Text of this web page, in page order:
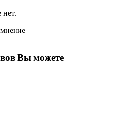
нет.
Вы можете